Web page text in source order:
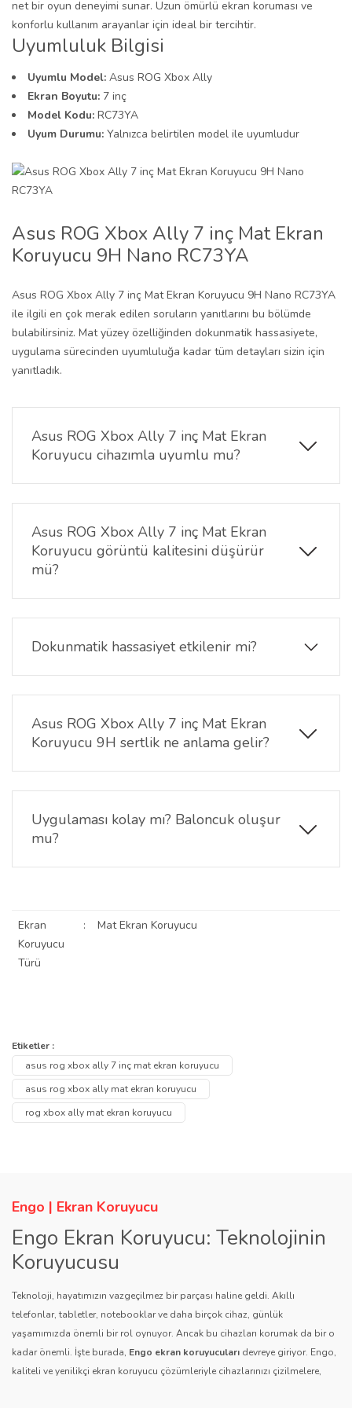
net bir oyun deneyimi sunar. Uzun ömürlü ekran koruması ve
konforlu kullanım arayanlar için ideal bir tercihtir.
Uyumluluk Bilgisi
Uyumlu Model: Asus ROG Xbox Ally
Ekran Boyutu: 7 inç
Model Kodu: RC73YA
Uyum Durumu: Yalnızca belirtilen model ile uyumludur
Asus ROG Xbox Ally 7 inç Mat Ekran
Koruyucu 9H Nano RC73YA
Asus ROG Xbox Ally 7 inç Mat Ekran Koruyucu 9H Nano RC73YA
ile ilgili en çok merak edilen soruların yanıtlarını bu bölümde
bulabilirsiniz. Mat yüzey özelliğinden dokunmatik hassasiyete,
uygulama sürecinden uyumluluğa kadar tüm detayları sizin için
yanıtladık.
Asus ROG Xbox Ally 7 inç Mat Ekran
Koruyucu cihazımla uyumlu mu?
Evet. Bu ürün yalnızcaAsus ROG Xbox Ally
RC73YA model koduna sahip 7 inç taşınabilir
oyun konsolu için özel olarak üretilmiştir ve cihaza
birebir uyum sağlar.
Asus ROG Xbox Ally 7 inç Mat Ekran
Koruyucu görüntü kalitesini düşürür
mü?
Hayır. Mat yüzey, görüntüyü bozmaz; aksine
parlama ve yansımaları azaltaraközellikle aydınlık
ortamlarda daha net ve konforlu bir görüntü sunar.
Dokunmatik hassasiyet etkilenir mi?
Hayır.Nano kaplama ve ultra ince yapısı
sayesinde dokunmatik hassasiyet korunur. Oyun içi
hızlı komutlar, kaydırmalar ve dokunuşlar sorunsuz
şekilde algılanır.
Asus ROG Xbox Ally 7 inç Mat Ekran
Koruyucu 9H sertlik ne anlama gelir?
9H sertlik, ekran koruyucununanahtar, bozuk para
ve benzeri sert temaslara karşı yüksek çizilme
direncisunduğunu ifade eder. Günlük kullanıma
karşı güçlü koruma sağlar.
Uygulaması kolay mı? Baloncuk oluşur
mu?
Evet, uygulaması oldukça kolaydır. Paket içeriğinde
yüzeyi sayesinde baloncuk oluşmaz.
Ekran
Koruyucu
Türü
: Mat Ekran Koruyucu
Yorum Yaz
konularda yetersiz gördüğünüz noktaları öneri formunu kullanarak
tarafımıza iletebilirsiniz.
Görüş ve önerileriniz için teşekkür ederiz.
Ürün resmi kalitesiz, bozuk veya görüntülenemiyor.
Ürün fiyatı diğer sitelerden daha pahalı.
Bu ürüne benzer farklı alternatifler olmalı.
Gönder
Soru Sor
Etiketler :
asus rog xbox ally 7 inç mat ekran koruyucu
asus rog xbox ally mat ekran koruyucu
rog xbox ally mat ekran koruyucu
Engo | Ekran Koruyucu
Engo Ekran Koruyucu: Teknolojinin
Koruyucusu
Teknoloji, hayatımızın vazgeçilmez bir parçası haline geldi. Akıllı
telefonlar, tabletler, notebooklar ve daha birçok cihaz, günlük
yaşamımızda önemli bir rol oynuyor. Ancak bu cihazları korumak da bir o
kadar önemli. İşte burada, Engo ekran koruyucuları devreye giriyor. Engo,
kaliteli ve yenilikçi ekran koruyucu çözümleriyle cihazlarınızı çizilmelere,